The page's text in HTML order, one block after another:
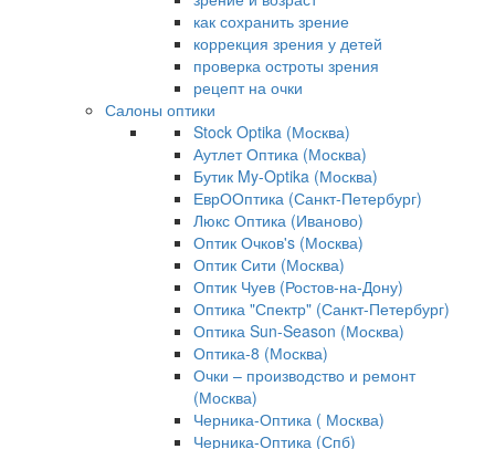
как сохранить зрение
коррекция зрения у детей
проверка остроты зрения
рецепт на очки
Салоны оптики
Stock Optika (Москва)
Аутлет Оптика (Москва)
Бутик My-Optika (Москва)
ЕврООптика (Санкт-Петербург)
Люкс Оптика (Иваново)
Оптик Очков's (Москва)
Оптик Сити (Москва)
Оптик Чуев (Ростов-на-Дону)
Оптика "Спектр" (Санкт-Петербург)
Оптика Sun-Season (Москва)
Оптика-8 (Москва)
Очки – производство и ремонт
(Москва)
Черника-Оптика ( Москва)
Черника-Оптика (Спб)